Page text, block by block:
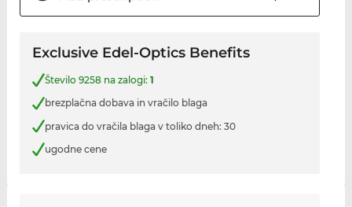
Exclusive Edel-Optics Benefits
Število 9258 na zalogi: 1
brezplačna dobava in vračilo blaga
pravica do vračila blaga v toliko dneh: 30
ugodne cene